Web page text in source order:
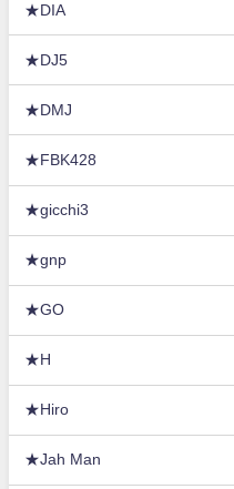
★DIA
★DJ5
★DMJ
★FBK428
★gicchi3
★gnp
★GO
★H
★Hiro
★Jah Man